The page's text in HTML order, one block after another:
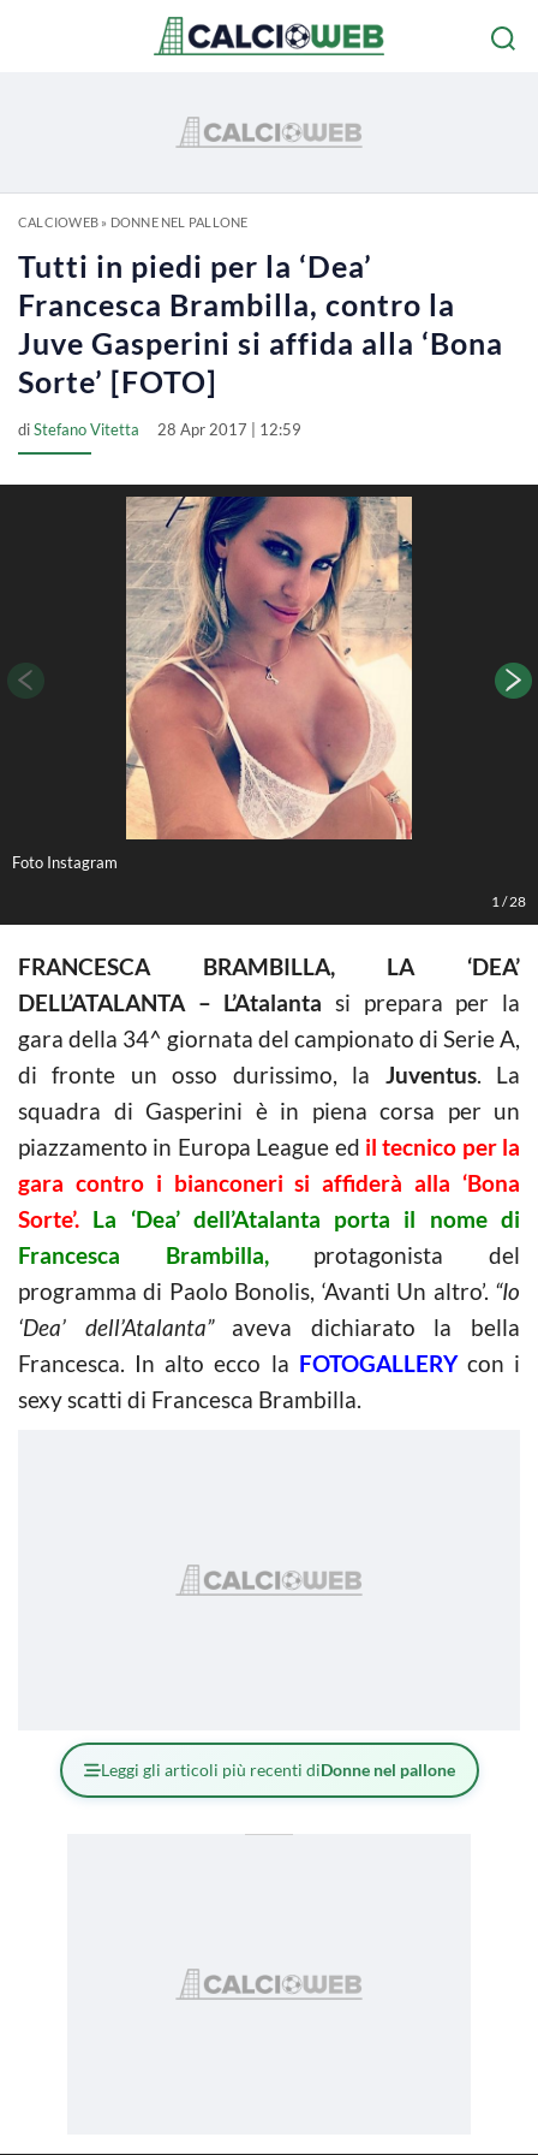
CALCIOWEB» DONNE NEL PALLONE
Tutti in piedi per la ‘Dea’
Francesca Brambilla, contro la
Juve Gasperini si affida alla ‘Bona
Sorte’ [FOTO]
diStefano Vitetta 28 Apr 2017 | 12:59
Foto Instagram
1 /28
FRANCESCA BRAMBILLA, LA ‘DEA’
DELL’ATALANTA – L’Atalanta si prepara per la
gara della 34^ giornata del campionato di Serie A,
di fronte un osso durissimo, la Juventus. La
squadra di Gasperini è in piena corsa per un
piazzamento in Europa League ed il tecnico per la
gara contro i bianconeri si affiderà alla ‘Bona
Sorte’. La ‘Dea’ dell’Atalanta porta il nome di
Francesca Brambilla,protagonista del
programma di Paolo Bonolis, ‘Avanti Un altro’. “Io
‘Dea’ dell’Atalanta”aveva dichiarato la bella
Francesca. In alto ecco la FOTOGALLERY con i
sexy scatti di Francesca Brambilla.
Leggi gli articoli più recenti diDonne nel pallone